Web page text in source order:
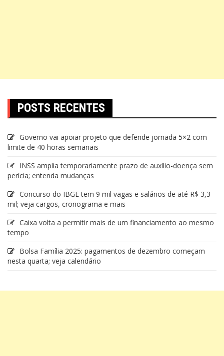
POSTS RECENTES
Governo vai apoiar projeto que defende jornada 5×2 com
limite de 40 horas semanais
INSS amplia temporariamente prazo de auxílio-doença sem
perícia; entenda mudanças
Concurso do IBGE tem 9 mil vagas e salários de até R$ 3,3
mil; veja cargos, cronograma e mais
Caixa volta a permitir mais de um financiamento ao mesmo
tempo
Bolsa Família 2025: pagamentos de dezembro começam
nesta quarta; veja calendário